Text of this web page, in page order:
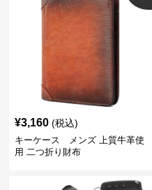
¥3,160 (税込)
キーケース メンズ 上質牛革使
用 二つ折り財布